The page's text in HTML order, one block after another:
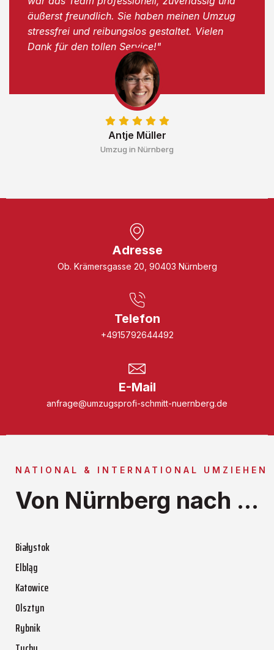
Antje Müller
Umzug in Nürnberg
äußerst freundlich. Sie haben meinen Umzug
stressfrei und reibungslos gestaltet. Vielen
Dank für den tollen Service!"
Adresse
Ob. Krämersgasse 20, 90403 Nürnberg
Telefon
+4915792644492
E-Mail
anfrage@umzugsprofi-schmitt-nuernberg.de
NATIONAL & INTERNATIONAL UMZIEHEN
Von Nürnberg nach ...
Białystok
Elbląg
Katowice
Olsztyn
Rybnik